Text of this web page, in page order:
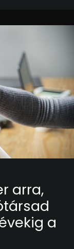
arra,
a